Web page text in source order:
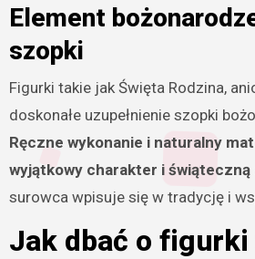
Element
szopki
Figurki takie jak Święta Rodzina,
doskonałe uzupełnienie szopki
Ręczne wykonanie i naturalny
wyjątkowy charakter i świąteczną
surowca wpisuje się w tradycję i
Jak dbać o figurki